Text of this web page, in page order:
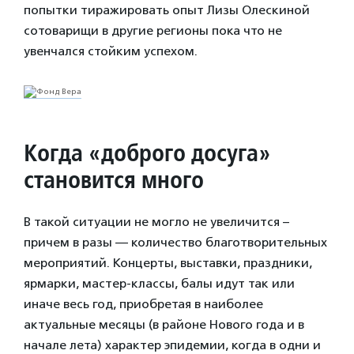
попытки тиражировать опыт Лизы Олескиной
сотоварищи в другие регионы пока что не
увенчался стойким успехом.
Когда «доброго досуга»
становится много
В такой ситуации не могло не увеличится –
причем в разы — количество благотворительных
мероприятий. Концерты, выставки, праздники,
ярмарки, мастер-классы, балы идут так или
иначе весь год, приобретая в наиболее
актуальные месяцы (в районе Нового года и в
начале лета) характер эпидемии, когда в одни и